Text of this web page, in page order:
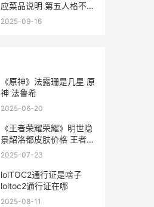
应菜品说明 第五人格不归
林
2025-09-16
《原神》法露珊是几星 原
神 法鲁希
2025-06-20
《王者荣耀荣耀》明世隐
景韶洛都皮肤价格 王者荣
耀荣耀之章命运篇
2025-07-23
lolTOC2通行证是啥子
loltoc2通行证在哪
2025-08-11